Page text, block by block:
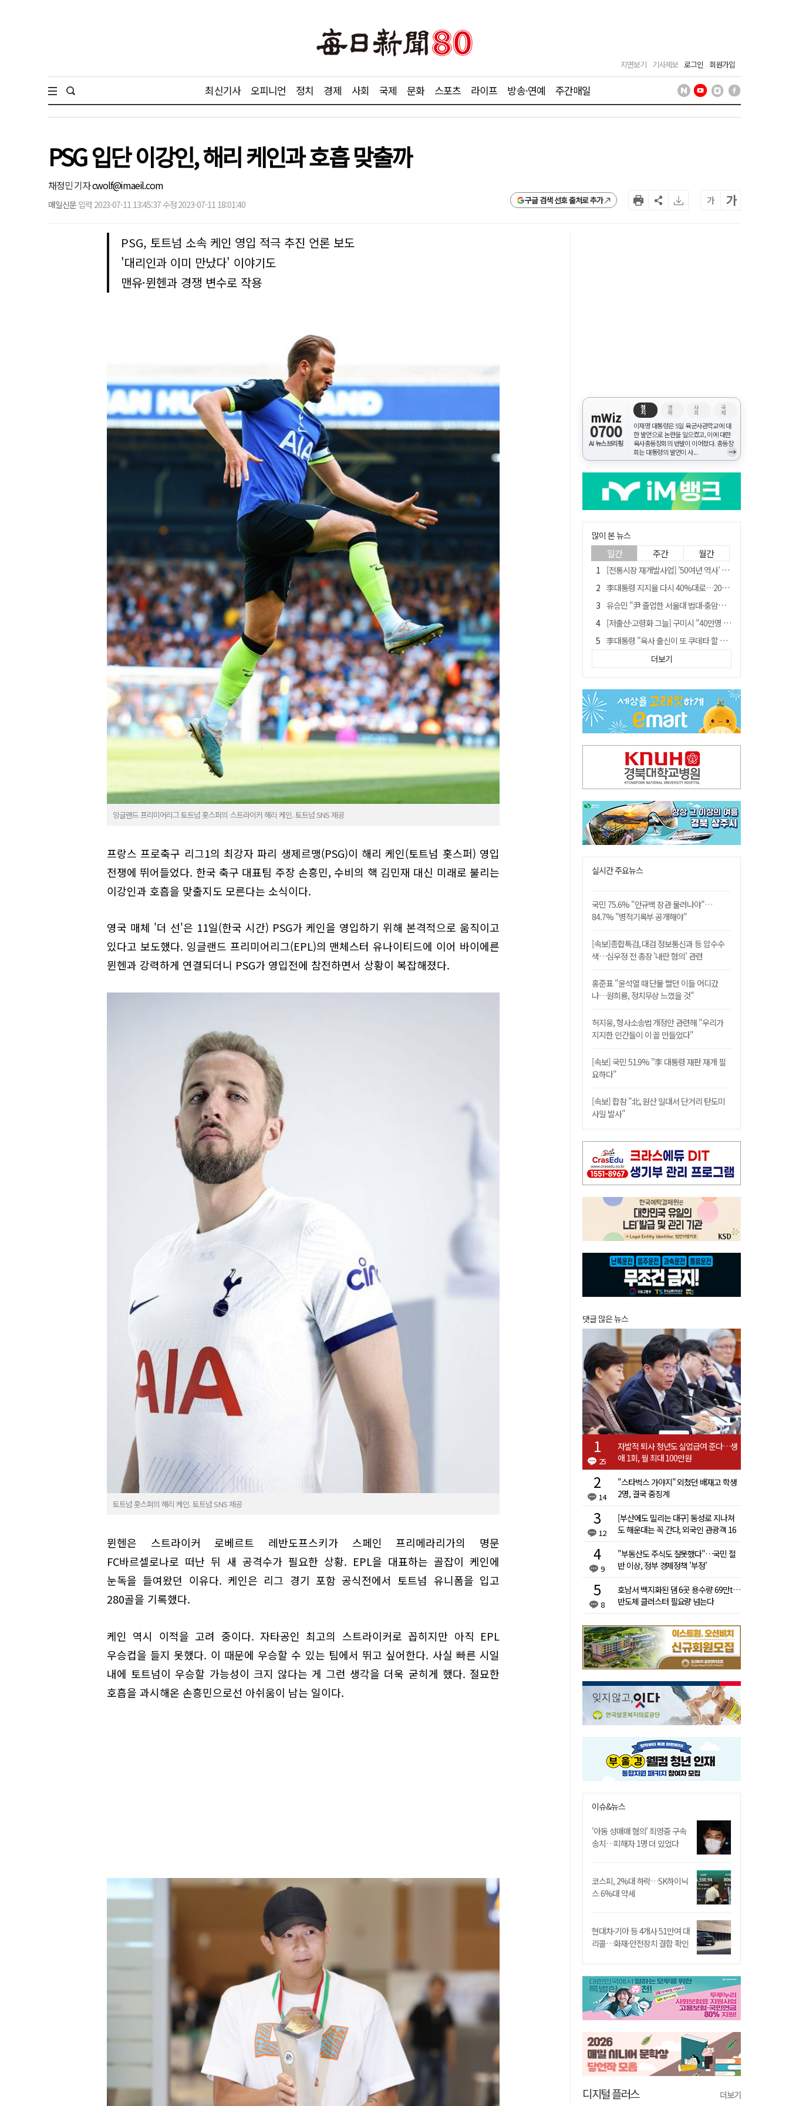
지면보기 기사제보 로그인 회원가입
최신기사 오피니언 정치 경제 사회 국제 문화 스포츠 라이프 방송·연예 주간매일
PSG 입단 이강인, 해리 케인과 호흡 맞출까
채정민 기자cwolf@imaeil.com
매일신문 입력 2023-07-11 13:45:37 수정 2023-07-11 18:01:40 구글 검색 선호 출처로 추가 가 가
PSG, 토트넘 소속 케인 영입 적극 추진 언론 보도
'대리인과 이미 만났다' 이야기도
맨유·뮌헨과 경쟁 변수로 작용
잉글랜드 프리미어리그 토트넘 홋스퍼의 스트라이커 해리 케인. 토트넘 SNS 제공
프랑스 프로축구 리그1의 최강자 파리 생제르맹(PSG)이 해리 케인(토트넘 홋스퍼) 영입
전쟁에 뛰어들었다. 한국 축구 대표팀 주장 손흥민, 수비의 핵 김민재 대신 미래로 불리는
이강인과 호흡을 맞출지도 모른다는 소식이다.
영국 매체 '더 선'은 11일(한국 시간) PSG가 케인을 영입하기 위해 본격적으로 움직이고
있다고 보도했다. 잉글랜드 프리미어리그(EPL)의 맨체스터 유나이티드에 이어 바이에른
뮌헨과 강력하게 연결되더니 PSG가 영입전에 참전하면서 상황이 복잡해졌다.
토트넘 홋스퍼의 해리 케인. 토트넘 SNS 제공
뮌헨은 스트라이커 로베르트 레반도프스키가 스페인 프리메라리가의 명문
FC바르셀로나로 떠난 뒤 새 공격수가 필요한 상황. EPL을 대표하는 골잡이 케인에
눈독을 들여왔던 이유다. 케인은 리그 경기 포함 공식전에서 토트넘 유니폼을 입고
280골을 기록했다.
케인 역시 이적을 고려 중이다. 자타공인 최고의 스트라이커로 꼽히지만 아직 EPL
우승컵을 들지 못했다. 이 때문에 우승할 수 있는 팀에서 뛰고 싶어한다. 사실 빠른 시일
내에 토트넘이 우승할 가능성이 크지 않다는 게 그런 생각을 더욱 굳히게 했다. 절묘한
호흡을 과시해온 손흥민으로선 아쉬움이 남는 일이다.
mWiz
0700
AI 뉴스브리핑
정
치
경
제
사
회
국
제
이재명 대통령은 5일 육군사관학교에 대
한 발언으로 논란을 일으켰고, 이에 대한
육사총동창회의 반발이 이어졌다. 총동창
회는 대통령의 발언이 사...
→
많이 본 뉴스
일간 주간 월간
[전통시장 재개발사업] '50여년 역사' 수성시장 자리에 25층 주상복합 들어선다
李대통령 지지율 다시 40%대로…20대는 18.8%p 급락
유승민 "尹 졸업한 서울대 법대·충암고도 없애야"…李 육사 통합 직격
[저출산·고령화 그늘] 구미시 "40만명 사수" 고령군 "3만명대 회복"
李대통령 "육사 출신이 또 쿠데타 할 수도"…육사 총동창회 "정치적 보복"
포항에 6천억원 규모 AI 데이터센터 들어선다
[인사]경상북도
경찰, 홍명보 선임 의혹 수사…대한축구협회 전격 압수수색
국민 51.9% "李 대통령 재판 재개 필요하다"
더보기
실시간 주요뉴스
국민 75.6% "안규백 장관 물러나야"…
84.7% "병적기록부 공개해야"
[속보]종합특검, 대검 정보통신과 등 압수수
색…심우정 전 총장 '내란 혐의' 관련
홍준표 "윤석열 때 단물 빨던 이들 어디갔
나…원희룡, 정치무상 느꼈을 것"
허지웅, 형사소송법 개정안 관련해 "우리가
지지한 인간들이 이 꼴 만들었다"
[속보] 국민 51.9% "李 대통령 재판 재개 필
요하다"
[속보] 합참 "北, 원산 일대서 단거리 탄도미
사일 발사"
댓글 많은 뉴스
25
자발적 퇴사 청년도 실업급여 준다…생
애 1회, 월 최대 100만원
14
"스타벅스 가야지" 외쳤던 배재고 학생
2명, 결국 중징계
12
[부산에도 밀리는 대구] 동성로 지나쳐
도 해운대는 꼭 간다, 외국인 관광객 16
9
"부동산도 주식도 잘못했다"…국민 절
반 이상, 정부 경제정책 '부정'
8
호남서 백지화된 댐 6곳 용수량 69만t…
반도체 클러스터 필요량 넘는다
이슈&뉴스
'아동 성매매 혐의' 최영중 구속
송치…피해자 1명 더 있었다
코스피, 2%대 하락…SK하이닉
스 6%대 약세
현대차·기아 등 4개사 51만여 대
리콜…화재·안전장치 결함 확인
디지털 플러스 더보기